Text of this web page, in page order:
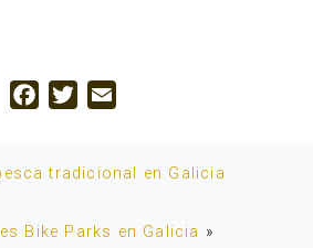
Facebook
Twitter
tradicional en Galicia
Bike Parks en Galicia »